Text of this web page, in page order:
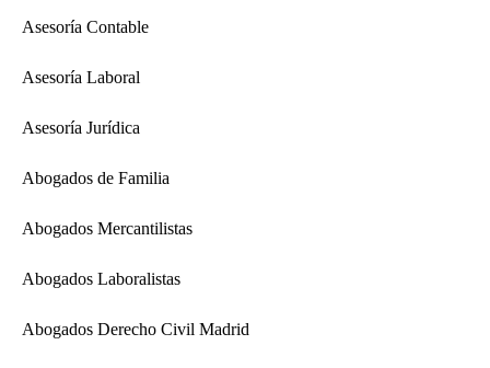
Asesoría Contable
Asesoría Laboral
Asesoría Jurídica
Abogados de Familia
Abogados Mercantilistas
Abogados Laboralistas
Abogados Derecho Civil Madrid